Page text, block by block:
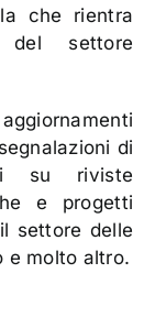
che rientra
settore
di
su riviste
e progetti
settore delle
e molto altro.